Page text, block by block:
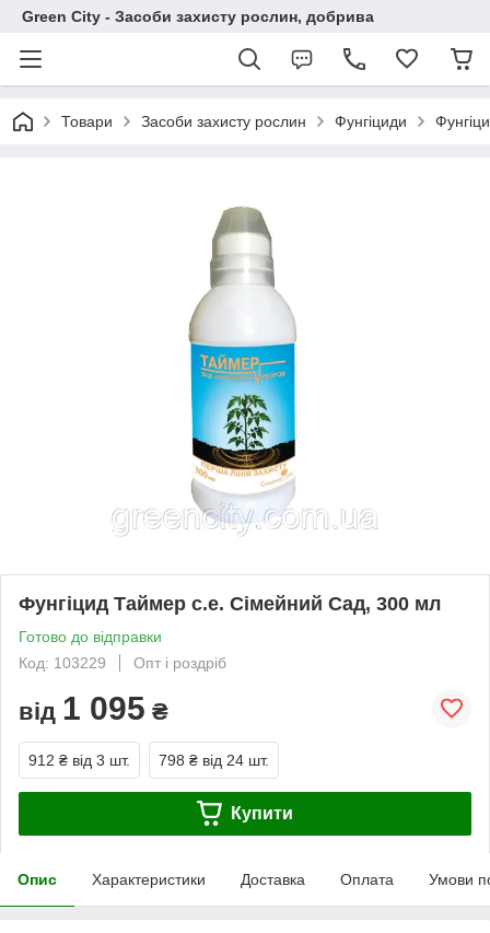
Green City - Засоби захисту рослин, добрива
Товари Засоби захисту рослин Фунгіциди
Фунгіцид Таймер с.е. Сімейний Сад, 300 мл
Готово до відправки
Код: 103229
Опт і роздріб
від 1 095 ₴
912 ₴ від 3 шт. 798 ₴ від 24 шт.
Купити
Опис Характеристики Доставка Оплата Умови